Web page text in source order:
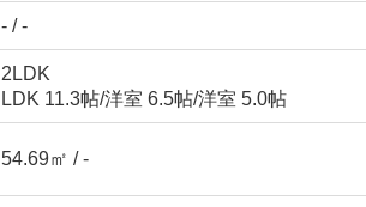
- / -
2LDK
LDK 11.3帖/洋室 6.5帖/洋室 5.0帖
54.69㎡ / -